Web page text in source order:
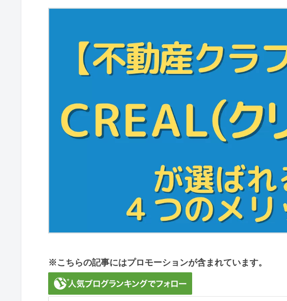
※こちらの記事にはプロモーションが含まれています。